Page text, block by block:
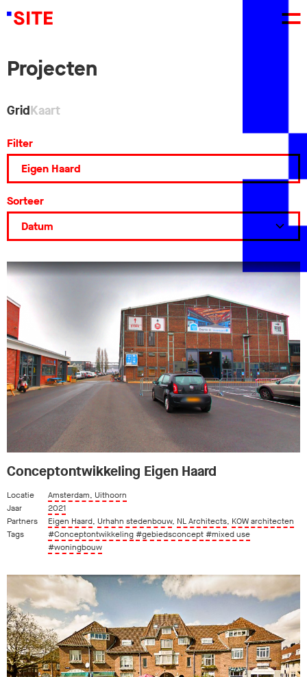
Projecten
GridKaart
Filter
Sorteer
Conceptontwikkeling Eigen Haard
Locatie
Amsterdam, Uithoorn
Jaar
2021
Partners
Eigen Haard, Urhahn stedenbouw, NL Architects, KOW architecten
Tags
#Conceptontwikkeling#gebiedsconcept#mixed use
#woningbouw